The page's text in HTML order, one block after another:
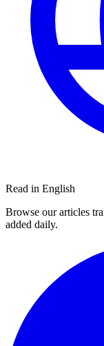
Read in English
Browse our articles
added daily.